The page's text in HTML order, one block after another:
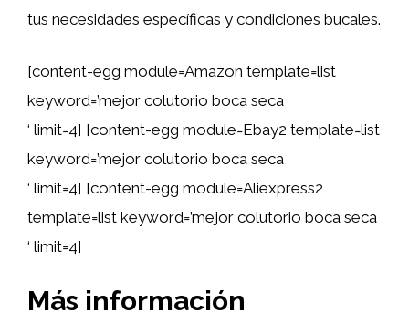
tus necesidades específicas y condiciones bucales.
[content-egg module=Amazon template=list
keyword=’mejor colutorio boca seca
‘ limit=4] [content-egg module=Ebay2 template=list
keyword=’mejor colutorio boca seca
‘ limit=4] [content-egg module=Aliexpress2
template=list keyword=’mejor colutorio boca seca
‘ limit=4]
Más información